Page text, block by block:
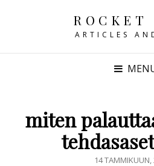
ROCKET
ARTICLES
miten
POSTED
14